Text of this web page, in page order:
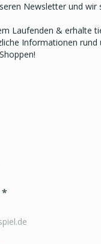
Newsletter und wir
Laufenden & erhalte
Informationen rund
*